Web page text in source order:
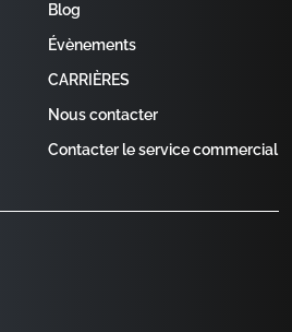
Blog
Évènements
CARRIÈRES
Nous contacter
Contacter le service commercial